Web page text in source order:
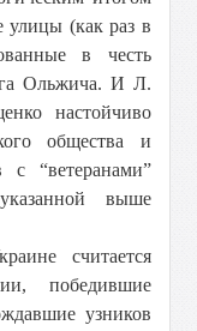
улицы (как раз в
в честь
Ольжича. И Л.
настойчиво
общества и
с “ветеранами”
выше
считается
победившие
узников